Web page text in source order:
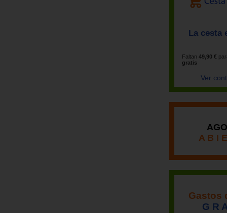
La cesta
Faltan 49,90 €
gratis
Ver
A B I
Gastos
G R